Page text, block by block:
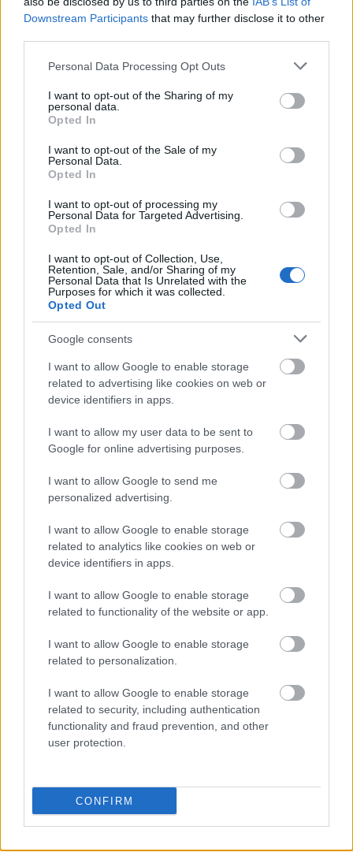
Downstream Participants that may further disclose it to other
Please note that this website/app uses one or more Google
not limited to your visit or usage behaviour. You may click to
grant or deny consent to Google and its third-party tags to
use your data for below specified purposes in below Google
consent section.
Personal Data Processing Opt Outs
I want to opt-out of the Sharing of my
personal data.
Opted In
I want to opt-out of the Sale of my
Personal Data.
Opted In
I want to opt-out of processing my
Personal Data for Targeted Advertising.
Opted In
I want to opt-out of Collection, Use,
Retention, Sale, and/or Sharing of my
Personal Data that Is Unrelated with the
Purposes for which it was collected.
Opted Out
Google consents
I want to allow Google to enable storage
related to advertising like cookies on web or
device identifiers in apps.
I want to allow my user data to be sent to
Google for online advertising purposes.
I want to allow Google to send me
personalized advertising.
I want to allow Google to enable storage
related to analytics like cookies on web or
device identifiers in apps.
I want to allow Google to enable storage
related to functionality of the website or app.
I want to allow Google to enable storage
related to personalization.
I want to allow Google to enable storage
related to security, including authentication
functionality and fraud prevention, and other
user protection.
CONFIRM
Διαβάζονται αυτή τη στιγμή
Η γαλάζια «θετική ατζέντα» στο δρόμο για το
ΣΥΡΙΖΑ μελετούν Ιστορία
Πυρόπληκτοι: Τι σημαίνουν τα «πράσινα»,
αποζημιώσεις
Ποια είναι η (κυβερνητική) λίστα με τα μεγάλα
οδικά έργα και τα εκτιμώμενα
χρονοδιαγράμματα
TAGS: Αθανάσιος Εξαδάκτυλος Κορονοϊός
Μάσκα
Κρούσματα
BEST OFINTERNET
ΣΕΦ: Επαναπροκηρύσσεται η ενεργειακή
αναβάθμιση - Γιατί ακυρώθηκε ο πρώτος
διαγωνισμός